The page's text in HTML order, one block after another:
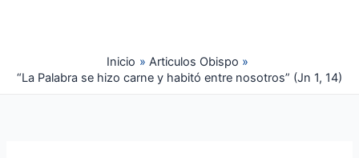
Inicio
Articulos Obispo
“La Palabra se hizo carne y habitó entre nosotros” (Jn 1, 14)